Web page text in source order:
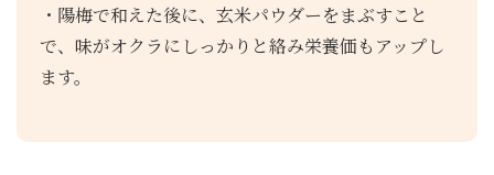
・陽梅で和えた後に、玄米パウダーをまぶすこと
で、味がオクラにしっかりと絡み栄養価もアップし
ます。